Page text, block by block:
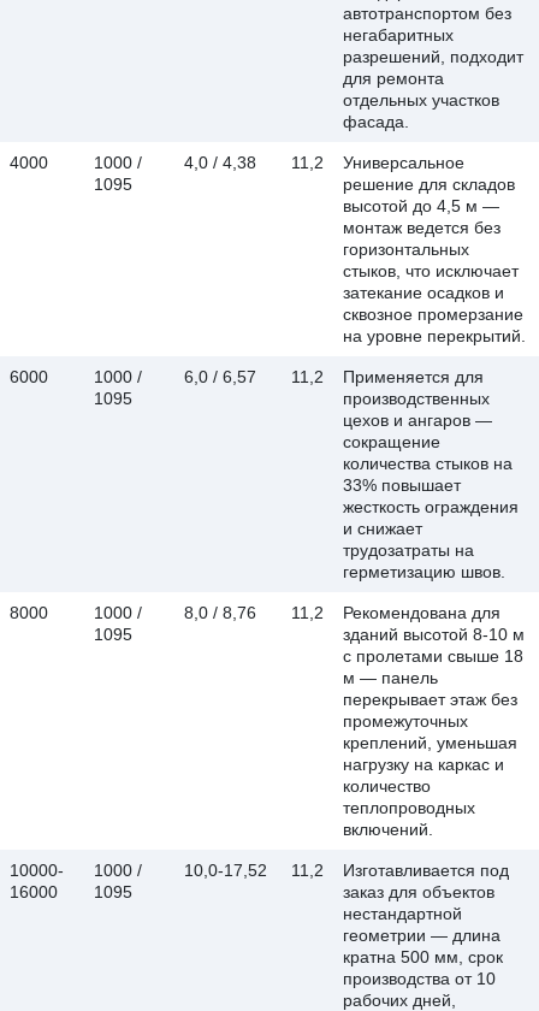
автотранспортом без
негабаритных
разрешений, подходит
для ремонта
отдельных участков
фасада.
4000
1000 /
1095
4,0 / 4,38 11,2
Универсальное
решение для складов
высотой до 4,5 м —
монтаж ведется без
горизонтальных
стыков, что исключает
затекание осадков и
сквозное промерзание
на уровне перекрытий.
6000
1000 /
1095
6,0 / 6,57 11,2
Применяется для
производственных
цехов и ангаров —
сокращение
количества стыков на
33% повышает
жесткость ограждения
и снижает
трудозатраты на
герметизацию швов.
8000
1000 /
1095
8,0 / 8,76 11,2
Рекомендована для
зданий высотой 8-10 м
с пролетами свыше 18
м — панель
перекрывает этаж без
промежуточных
креплений, уменьшая
нагрузку на каркас и
количество
теплопроводных
включений.
10000-
16000
1000 /
1095
10,0-17,52 11,2
Изготавливается под
заказ для объектов
нестандартной
геометрии — длина
кратна 500 мм, срок
производства от 10
рабочих дней,